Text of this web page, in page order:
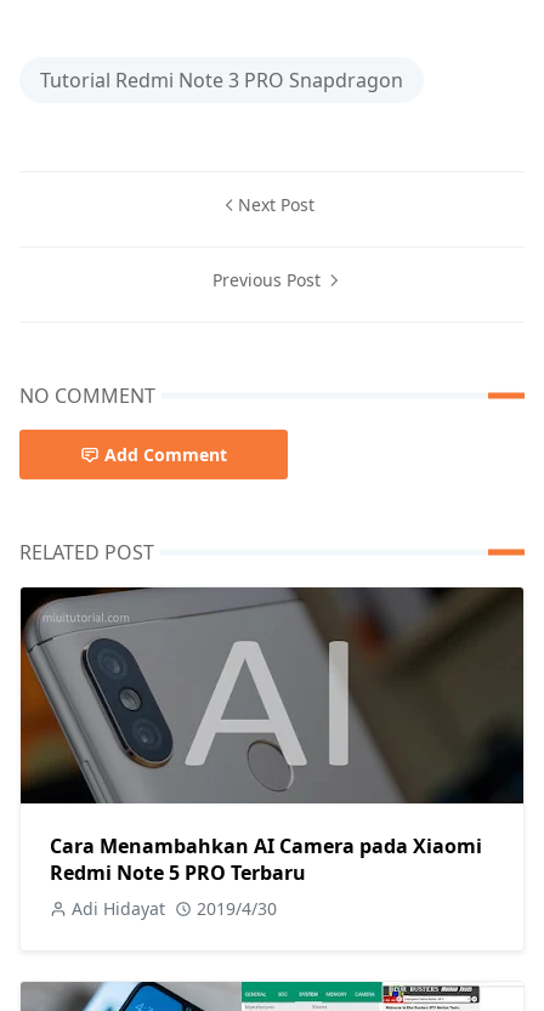
Tutorial Redmi Note 3 PRO Snapdragon
Next Post
Previous Post
NO COMMENT
Add Comment
RELATED POST
Cara Menambahkan AI Camera pada Xiaomi
Redmi Note 5 PRO Terbaru
Adi Hidayat 2019/4/30